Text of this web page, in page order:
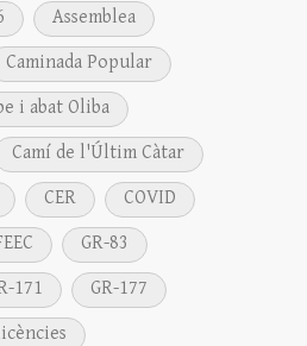
Assemblea
Caminada Popular
i abat Oliba
Camí de l'Últim Càtar
CER
COVID
GR-83
171
GR-177